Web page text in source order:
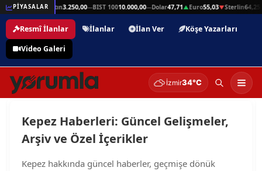
PİYASALAR
64,25▲Gram Altın3.250,00—BIST 10010.000,00—Dolar47,71▲Euro55,03▼Sterlin64,25
Resmî İlanlar İlanlar İlan Ver
Köşe Yazarları
Video Galeri
İzmir34°C
Kepez Haberleri: Güncel Gelişmeler,
Arşiv ve Özel İçerikler
Kepez hakkında güncel haberler, geçmişe dönük